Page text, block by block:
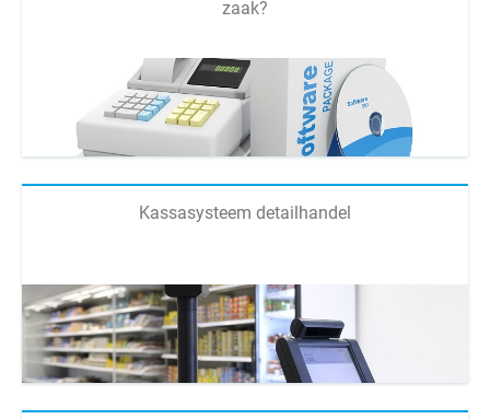
zaak?
Kassasysteem detailhandel